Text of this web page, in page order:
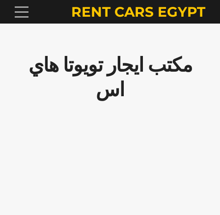
RENT CARS EGYPT
مكتب ايجار تويوتا هاي
اس